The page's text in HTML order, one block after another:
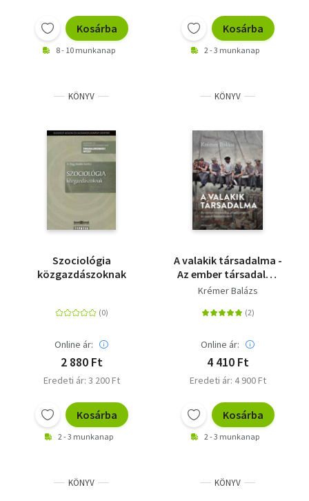
Kosárba
8 - 10 munkanap
Kosárba
2 - 3 munkanap
KÖNYV
Szociológia
közgazdászoknak
Online ár:
2 880 Ft
Eredeti ár: 3 200 Ft
Kosárba
2 - 3 munkanap
KÖNYV
A valakik társadalma -
Az ember társadalmi
jelentőségéről és
Krémer Balázs
Online ár:
4 410 Ft
Eredeti ár: 4 900 Ft
Kosárba
2 - 3 munkanap
KÖNYV KÖNYV